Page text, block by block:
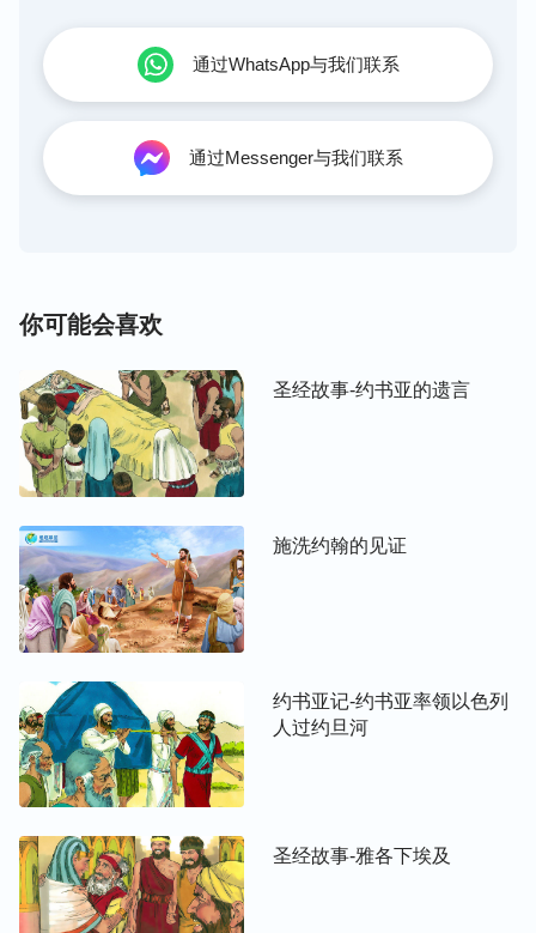
通过WhatsApp与我们联系
通过Messenger与我们联系
你可能会喜欢
圣经故事-约书亚的遗言
施洗约翰的见证
约书亚记-约书亚率领以色列
人过约旦河
圣经故事-雅各下埃及